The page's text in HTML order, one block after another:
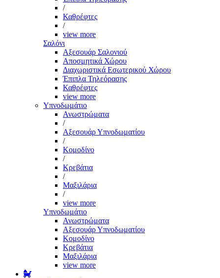
/
Καθρέφτες
/
view more
Σαλόνι
Αξεσουάρ Σαλονιού
Αποσμητικά Χώρου
Διαχωριστικά Εσωτερικού Χώρου
Έπιπλα Τηλεόρασης
Καθρέφτες
view more
Υπνοδωμάτιο
Ανωστρώματα
/
Αξεσουάρ Υπνοδωματίου
/
Κομοδίνο
/
Κρεβάτια
/
Μαξιλάρια
/
view more
Υπνοδωμάτιο
Ανωστρώματα
Αξεσουάρ Υπνοδωματίου
Κομοδίνο
Κρεβάτια
Μαξιλάρια
view more